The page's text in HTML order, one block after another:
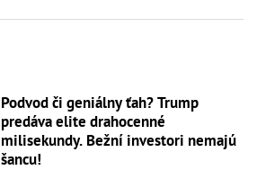
Podvod či geniálny ťah? Trump
predáva elite drahocenné
milisekundy. Bežní investori nemajú
šancu!